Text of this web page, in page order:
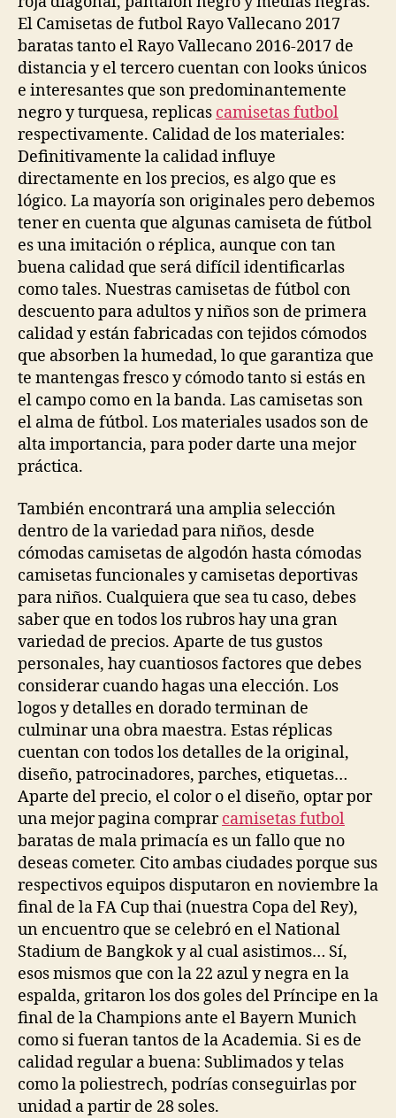
El Camisetas de futbol Rayo Vallecano 2017
baratas tanto el Rayo Vallecano 2016-2017 de
distancia y el tercero cuentan con looks únicos
e interesantes que son predominantemente
negro y turquesa, replicas camisetas futbol
respectivamente. Calidad de los materiales:
Definitivamente la calidad influye
directamente en los precios, es algo que es
lógico. La mayoría son originales pero debemos
tener en cuenta que algunas camiseta de fútbol
es una imitación o réplica, aunque con tan
buena calidad que será difícil identificarlas
como tales. Nuestras camisetas de fútbol con
descuento para adultos y niños son de primera
calidad y están fabricadas con tejidos cómodos
que absorben la humedad, lo que garantiza que
te mantengas fresco y cómodo tanto si estás en
el campo como en la banda. Las camisetas son
el alma de fútbol. Los materiales usados son de
alta importancia, para poder darte una mejor
práctica.
También encontrará una amplia selección
dentro de la variedad para niños, desde
cómodas camisetas de algodón hasta cómodas
camisetas funcionales y camisetas deportivas
para niños. Cualquiera que sea tu caso, debes
saber que en todos los rubros hay una gran
variedad de precios. Aparte de tus gustos
personales, hay cuantiosos factores que debes
considerar cuando hagas una elección. Los
logos y detalles en dorado terminan de
culminar una obra maestra. Estas réplicas
cuentan con todos los detalles de la original,
diseño, patrocinadores, parches, etiquetas…
Aparte del precio, el color o el diseño, optar por
una mejor pagina comprarcamisetas futbol
baratas de mala primacía es un fallo que no
deseas cometer. Cito ambas ciudades porque sus
respectivos equipos disputaron en noviembre la
final de la FA Cup thai (nuestra Copa del Rey),
un encuentro que se celebró en el National
Stadium de Bangkok y al cual asistimos… Sí,
esos mismos que con la 22 azul y negra en la
espalda, gritaron los dos goles del Príncipe en la
final de la Champions ante el Bayern Munich
como si fueran tantos de la Academia. Si es de
calidad regular a buena: Sublimados y telas
como la poliestrech, podrías conseguirlas por
unidad a partir de 28 soles.